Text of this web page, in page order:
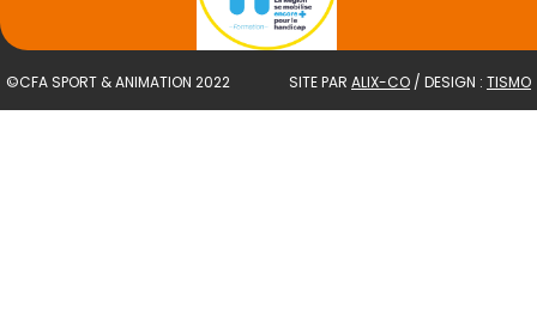
©CFA SPORT & ANIMATION 2022 SITE PAR ALIX-CO / DESIGN : TISMO